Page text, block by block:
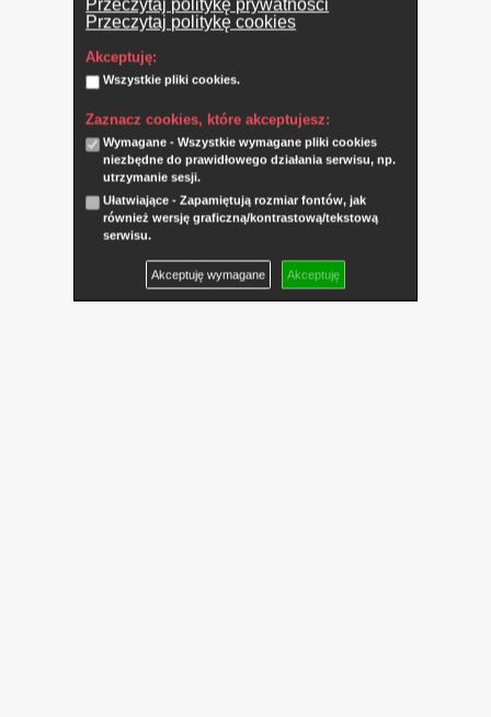
Przeczytaj politykę prywatności
Przeczytaj politykę cookies
Akceptuję:
Wszystkie pliki cookies.
Zaznacz cookies, które akceptujesz:
Wymagane - Wszystkie wymagane pliki cookies
niezbędne do prawidłowego działania serwisu, np.
utrzymanie sesji.
Ułatwiające - Zapamiętują rozmiar fontów, jak
również wersję graficzną/kontrastową/tekstową
serwisu.
Akceptuję wymagane Akceptuję